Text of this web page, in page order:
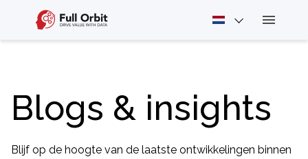
Blogs & insights
Blijf op de hoogte van de laatste ontwikkelingen binnen